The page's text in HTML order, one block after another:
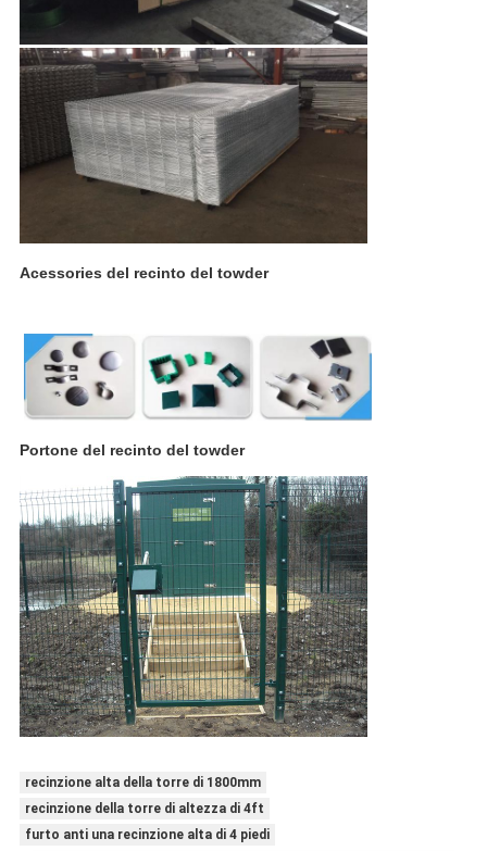
Acessories del recinto del towder
Portone del recinto del towder
recinzione alta della torre di 1800mm
recinzione della torre di altezza di 4ft
furto anti una recinzione alta di 4 piedi